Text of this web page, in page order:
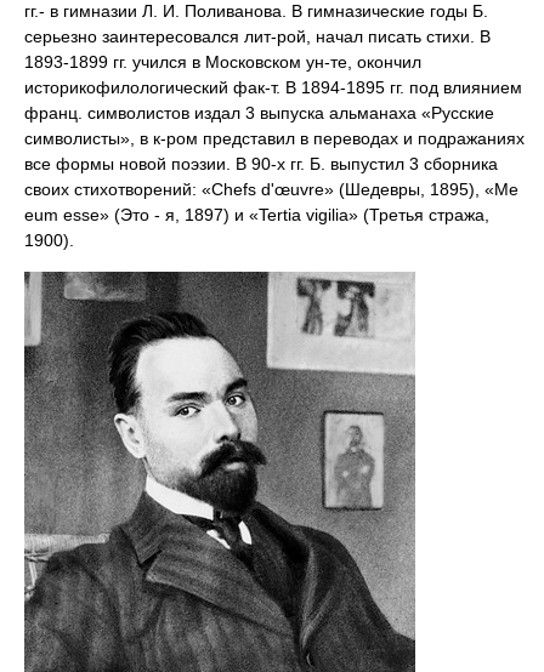
гг.- в гимназии Л. И. Поливанова. В гимназические годы Б.
серьезно заинтересовался лит-рой, начал писать стихи. В
1893-1899 гг. учился в Московском ун-те, окончил
историкофилологический фак-т. В 1894-1895 гг. под влиянием
франц. символистов издал 3 выпуска альманаха «Русские
символисты», в к-ром представил в переводах и подражаниях
все формы новой поэзии. В 90-х гг. Б. выпустил 3 сборника
своих стихотворений: «Chefs d'œuvre» (Шедевры, 1895), «Me
eum esse» (Это - я, 1897) и «Tertia vigilia» (Третья стража,
1900).